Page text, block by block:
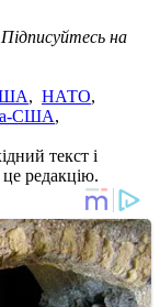
на
, НАТО,
США,
текст і
редакцію.